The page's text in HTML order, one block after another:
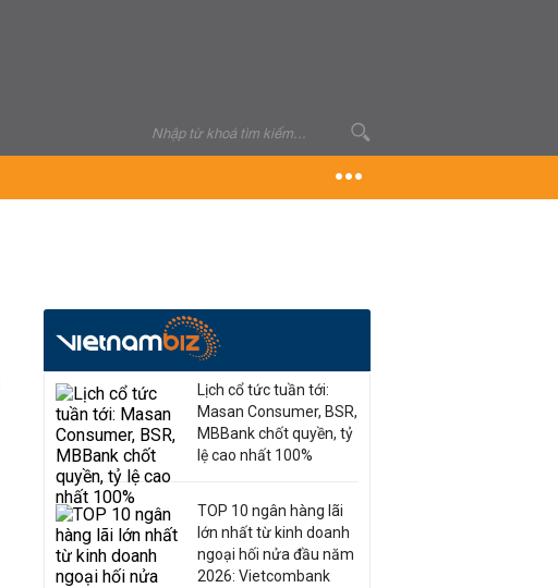
Lịch cổ tức tuần tới:
Masan Consumer, BSR,
MBBank chốt quyền, tỷ
lệ cao nhất 100%
TOP 10 ngân hàng lãi
lớn nhất từ kinh doanh
ngoại hối nửa đầu năm
2026: Vietcombank